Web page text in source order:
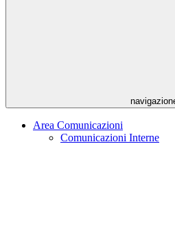
Area Comunicazioni
Comunicazioni Interne